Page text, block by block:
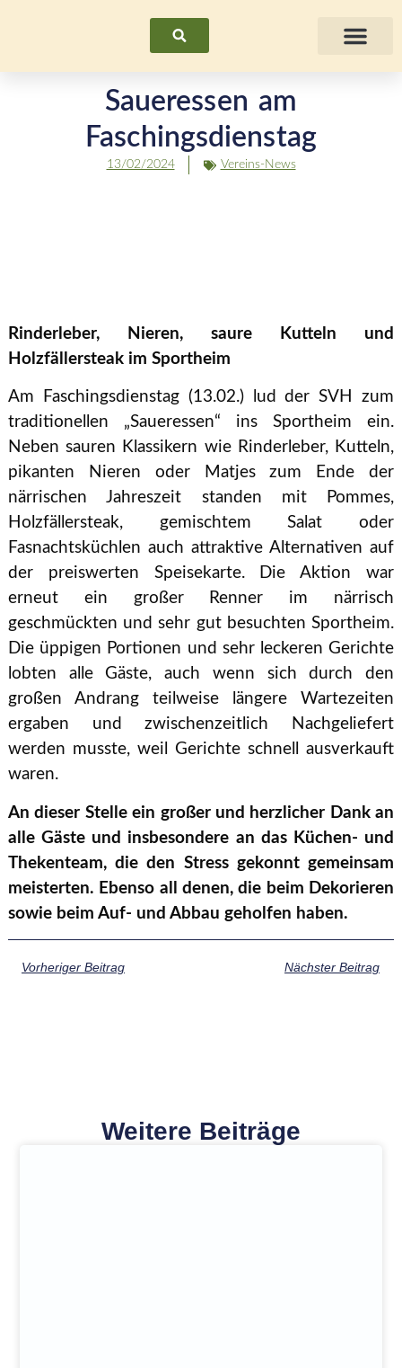
Suchen
Saueressen am
Faschingsdienstag
13/02/2024 Vereins-News
Rinderleber, Nieren, saure Kutteln und
Holzfällersteak im Sportheim
Am Faschingsdienstag (13.02.) lud der SVH zum
traditionellen „Saueressen“ ins Sportheim ein.
Neben sauren Klassikern wie Rinderleber, Kutteln,
pikanten Nieren oder Matjes zum Ende der
närrischen Jahreszeit standen mit Pommes,
Holzfällersteak, gemischtem Salat oder
Fasnachtsküchlen auch attraktive Alternativen auf
der preiswerten Speisekarte. Die Aktion war
erneut ein großer Renner im närrisch
geschmückten und sehr gut besuchten Sportheim.
Die üppigen Portionen und sehr leckeren Gerichte
lobten alle Gäste, auch wenn sich durch den
großen Andrang teilweise längere Wartezeiten
ergaben und zwischenzeitlich Nachgeliefert
werden musste, weil Gerichte schnell ausverkauft
waren.
An dieser Stelle ein großer und herzlicher Dank an
alle Gäste und insbesondere an das Küchen- und
Thekenteam, die den Stress gekonnt gemeinsam
meisterten. Ebenso all denen, die beim Dekorieren
sowie beim Auf- und Abbau geholfen haben.
Vorheriger Beitrag Nächster Beitrag
Weitere Beiträge